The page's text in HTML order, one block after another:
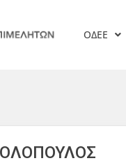
ΟΔΕΕ